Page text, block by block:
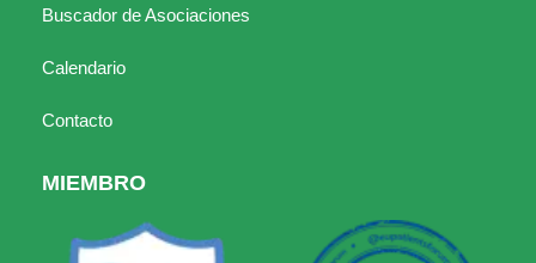
Buscador de Asociaciones
Calendario
Contacto
MIEMBRO